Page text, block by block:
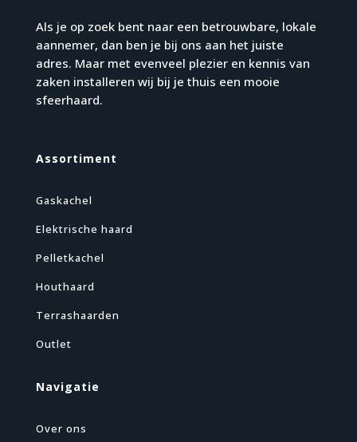
Als je op zoek bent naar een betrouwbare, lokale
aannemer, dan ben je bij ons aan het juiste
adres. Maar met evenveel plezier en kennis van
zaken installeren wij bij je thuis een mooie
sfeerhaard.
Assortiment
Gaskachel
Elektrische haard
Pelletkachel
Houthaard
Terrashaarden
Outlet
Navigatie
Over ons